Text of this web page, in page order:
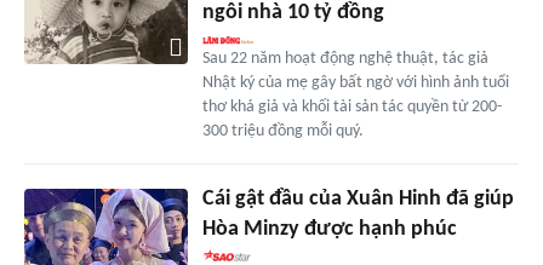
ngôi nhà 10 tỷ đồng
Sau 22 năm hoạt động nghệ thuật, tác giả
Nhật ký của mẹ gây bất ngờ với hình ảnh tuổi
thơ khá giả và khối tài sản tác quyền từ 200-
300 triệu đồng mỗi quý.
Cái gật đầu của Xuân Hinh đã giúp
Hòa Minzy được hạnh phúc